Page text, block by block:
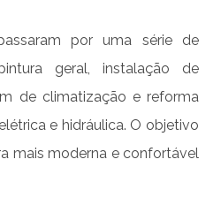
por uma série de
geral, instalação de
de climatização e reforma
e hidráulica. O objetivo
mais moderna e confortável